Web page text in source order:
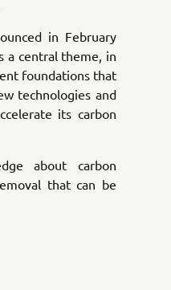
in February
a central theme, in
foundations that
technologies and
its carbon
about carbon
that can be